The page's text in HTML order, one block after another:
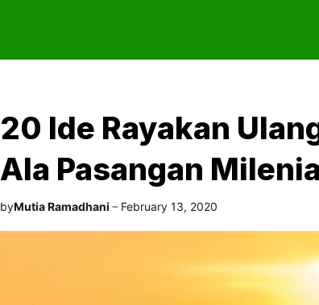
20 Ide Rayakan
Ala Pasangan
byMutia Ramadhani February 13, 2020